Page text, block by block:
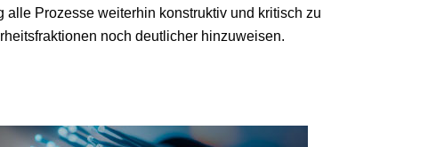
Prozesse weiterhin konstruktiv und kritisch zu
noch deutlicher hinzuweisen.